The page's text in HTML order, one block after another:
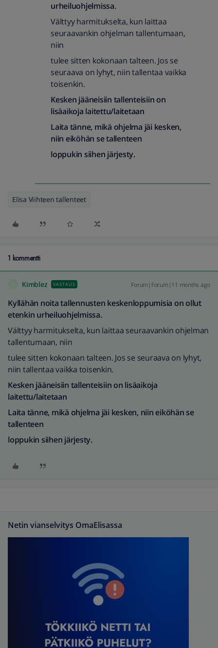
urheiluohjelmissa.
Välttyy harmitukselta, kun laittaa
seuraavankin ohjelman tallentumaan,
niin
tulee sitten kokonaan talteen. Jos se
seuraava on lyhyt, niin tallentaa vaikka
toisenkin.
Kesken jääneisiin tallenteisiin on
lisäaikoja laitettu/laitetaan
Laita tänne, mikä ohjelma jäi kesken,
niin eiköhän se tallenteen
loppukin siihen järjesty.
Elisa Viihteen tallenteet
1 kommentti
Kimblez VASTAUS Forum|Forum|11 months ago
Kyllähän noita tallennusten keskenloppumisia on ollut
etenkin urheiluohjelmissa.
Välttyy harmitukselta, kun laittaa seuraavankin ohjelman
tallentumaan, niin
tulee sitten kokonaan talteen. Jos se seuraava on lyhyt,
niin tallentaa vaikka toisenkin.
Kesken jääneisiin tallenteisiin on lisäaikoja
laitettu/laitetaan
Laita tänne, mikä ohjelma jäi kesken, niin eiköhän se
tallenteen
loppukin siihen järjesty.
Netin vianselvitys OmaElisassa